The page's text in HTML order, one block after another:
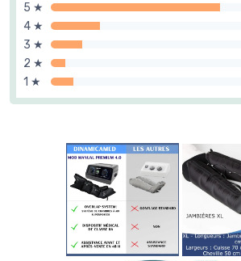
5 ★
4 ★
3 ★
2 ★
1 ★